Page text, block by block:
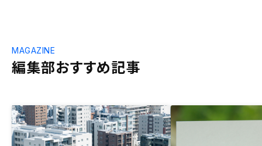
編集部おすすめ記事
MAGAZINE